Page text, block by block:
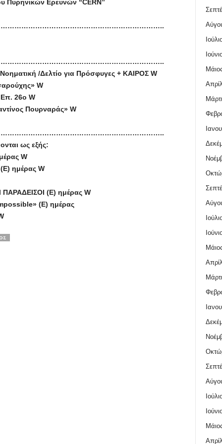
Πυρηνικών Ερευνών “CERN”
/Δελτίο για Πρόσφυγες + ΚΑΙΡΟΣ W
W
26ο W
Πουρναράς» W
ως εξής:
W
ημέρας W
(Ε) ημέρας W
(Ε) ημέρας